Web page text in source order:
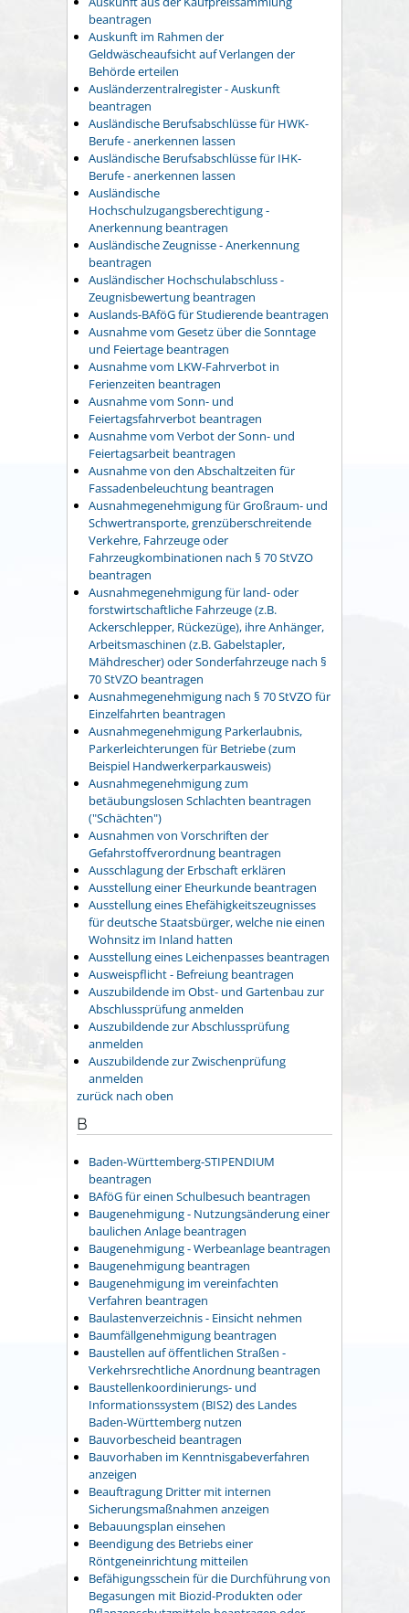
beantragen
Auskunft im Rahmen der
Geldwäscheaufsicht auf Verlangen der
Behörde erteilen
Ausländerzentralregister - Auskunft
beantragen
Ausländische Berufsabschlüsse für HWK-
Berufe - anerkennen lassen
Ausländische Berufsabschlüsse für IHK-
Berufe - anerkennen lassen
Ausländische
Hochschulzugangsberechtigung -
Anerkennung beantragen
Ausländische Zeugnisse - Anerkennung
beantragen
Ausländischer Hochschulabschluss -
Zeugnisbewertung beantragen
Auslands-BAföG für Studierende beantragen
Ausnahme vom Gesetz über die Sonntage
und Feiertage beantragen
Ausnahme vom LKW-Fahrverbot in
Ferienzeiten beantragen
Ausnahme vom Sonn- und
Feiertagsfahrverbot beantragen
Ausnahme vom Verbot der Sonn- und
Feiertagsarbeit beantragen
Ausnahme von den Abschaltzeiten für
Fassadenbeleuchtung beantragen
Ausnahmegenehmigung für Großraum- und
Schwertransporte, grenzüberschreitende
Verkehre, Fahrzeuge oder
Fahrzeugkombinationen nach § 70 StVZO
beantragen
Ausnahmegenehmigung für land- oder
forstwirtschaftliche Fahrzeuge (z.B.
Ackerschlepper, Rückezüge), ihre Anhänger,
Arbeitsmaschinen (z.B. Gabelstapler,
Mähdrescher) oder Sonderfahrzeuge nach §
70 StVZO beantragen
Ausnahmegenehmigung nach § 70 StVZO für
Einzelfahrten beantragen
Ausnahmegenehmigung Parkerlaubnis,
Parkerleichterungen für Betriebe (zum
Beispiel Handwerkerparkausweis)
Ausnahmegenehmigung zum
betäubungslosen Schlachten beantragen
("Schächten")
Ausnahmen von Vorschriften der
Gefahrstoffverordnung beantragen
Ausschlagung der Erbschaft erklären
Ausstellung einer Eheurkunde beantragen
Ausstellung eines Ehefähigkeitszeugnisses
für deutsche Staatsbürger, welche nie einen
Wohnsitz im Inland hatten
Ausstellung eines Leichenpasses beantragen
Ausweispflicht - Befreiung beantragen
Auszubildende im Obst- und Gartenbau zur
Abschlussprüfung anmelden
Auszubildende zur Abschlussprüfung
anmelden
Auszubildende zur Zwischenprüfung
anmelden
zurück nach oben
B
Baden-Württemberg-STIPENDIUM
beantragen
BAföG für einen Schulbesuch beantragen
Baugenehmigung - Nutzungsänderung einer
baulichen Anlage beantragen
Baugenehmigung - Werbeanlage beantragen
Baugenehmigung beantragen
Baugenehmigung im vereinfachten
Verfahren beantragen
Baulastenverzeichnis - Einsicht nehmen
Baumfällgenehmigung beantragen
Baustellen auf öffentlichen Straßen -
Verkehrsrechtliche Anordnung beantragen
Baustellenkoordinierungs- und
Informationssystem (BIS2) des Landes
Baden-Württemberg nutzen
Bauvorbescheid beantragen
Bauvorhaben im Kenntnisgabeverfahren
anzeigen
Beauftragung Dritter mit internen
Sicherungsmaßnahmen anzeigen
Bebauungsplan einsehen
Beendigung des Betriebs einer
Röntgeneinrichtung mitteilen
Befähigungsschein für die Durchführung von
Begasungen mit Biozid-Produkten oder